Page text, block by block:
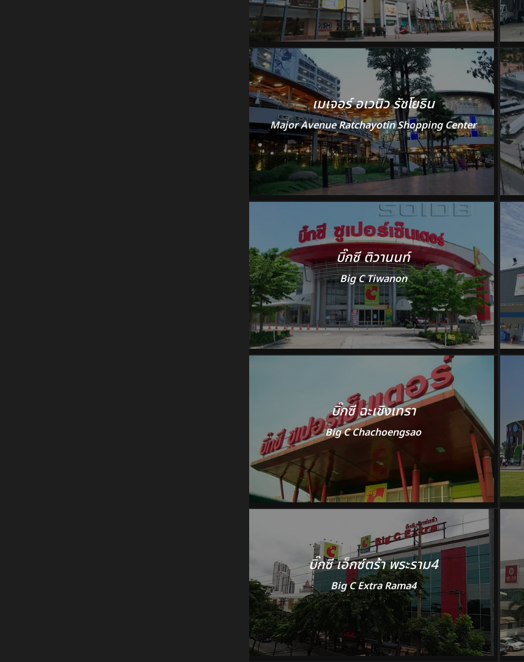
เมเจอร์ อเวนิว รัชโยธิน
Major Avenue Ratchayotin Shopping Center
บิ๊กซี ติวานนท์
Big C Tiwanon
บิ๊กซี ฉะเชิงเทรา
Big C Chachoengsao
บิ๊กซี เอ็กซ์ตร้า พระราม4
Big C Extra Rama4